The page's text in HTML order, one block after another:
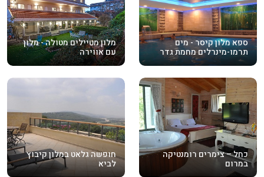
ספא מלון קיסר - מים
תרמו-מינרלים מחמת גדר
מלון מטיילים מטולה - מלון
עם אווירה
כחל – צימרים רומנטיקה
במרום
חופשה גלאט במלון קיבוץ
לביא